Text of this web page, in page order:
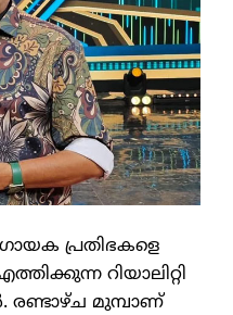
പ്രതിഭകളെ
റിയാലിറ്റി
രണ്ടാഴ്ച മുമ്പാണ്